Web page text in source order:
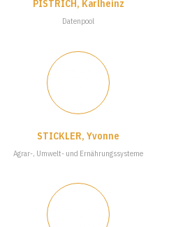
PISTRICH, Karlheinz
Datenpool
STICKLER, Yvonne
Agrar-, Umwelt- und Ernährungssysteme